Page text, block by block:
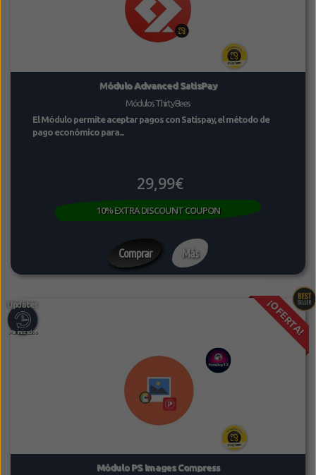
Módulo Advanced SatisPay
Módulos Thirty Bees
El Módulo permite aceptar pagos con Satispay, el método de
pago económico para...
10% EXTRA DISCOUNT COUPON
29,99€
Comprar Más
¡OFERTA!
Módulo PS Images Compress